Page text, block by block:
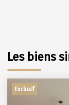
Les biens
Exclusif